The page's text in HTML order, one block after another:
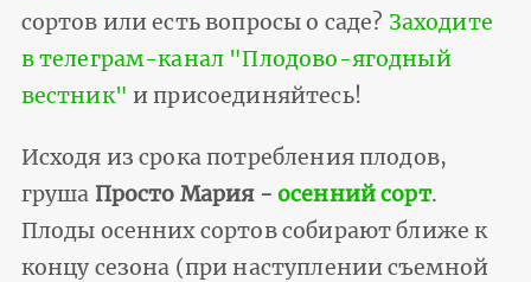
сортов или есть вопросы о саде? Заходите
в телеграм-канал "Плодово-ягодный
вестник" и присоединяйтесь!
Исходя из срока потребления плодов,
груша Просто Мария - осенний сорт.
Плоды осенних сортов собирают ближе к
концу сезона (при наступлении съемной